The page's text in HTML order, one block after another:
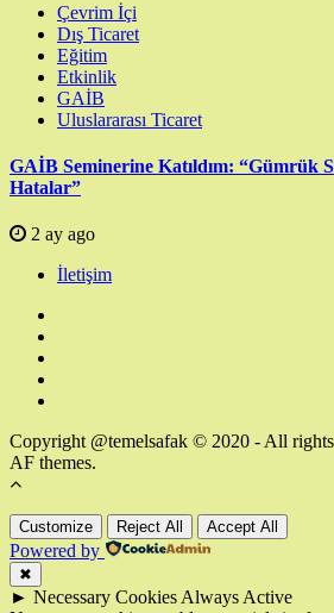
Çevrim İçi
Dış Ticaret
Eğitim
Etkinlik
GAİB
Uluslararası Ticaret
GAİB Seminerine Katıldım: “Gümrük
Hatalar”
2 ay ago
İletişim
Copyright @temelsafak © 2020 - All rights
AF themes.
Customize Reject All Accept All
Powered by
✖
► Necessary Cookies Always Active